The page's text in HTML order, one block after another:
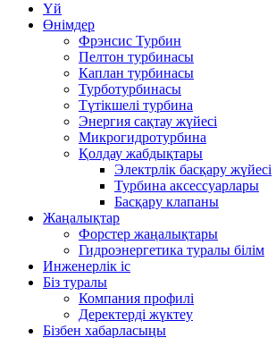
Үй
Өнімдер
Фрэнсис Турбин
Пелтон турбинасы
Каплан турбинасы
Турботурбинасы
Түтікшелі турбина
Энергия сақтау жүйесі
Микрогидротурбина
Қолдау жабдықтары
Электрлік басқару жүйесі
Турбина аксессуарлары
Басқару клапаны
Жаңалықтар
Форстер жаңалықтары
Гидроэнергетика туралы білім
Инженерлік іс
Біз туралы
Компания профилі
Деректерді жүктеу
Бізбен хабарласыңы